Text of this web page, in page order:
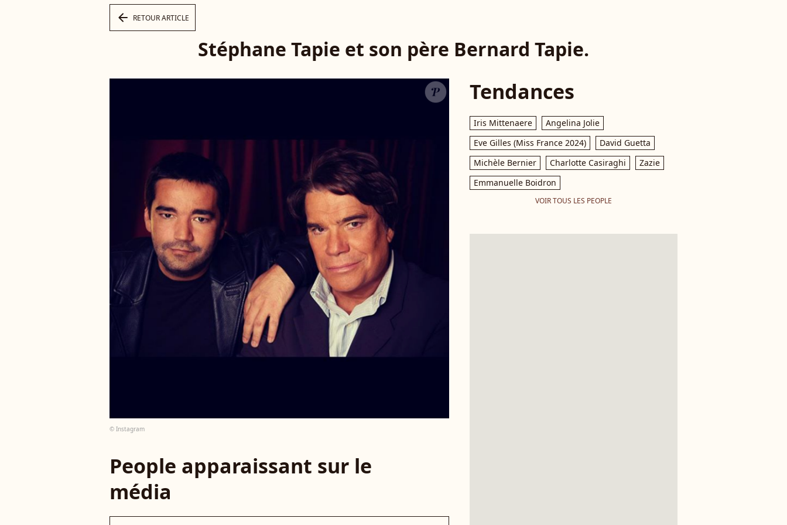
arrow_left RETOUR ARTICLE
Stéphane Tapie et son père Bernard Tapie.
© Instagram
People apparaissant sur le
média
Tendances
Iris Mittenaere
Angelina Jolie
Eve Gilles (Miss France 2024)
David Guetta
Michèle Bernier
Charlotte Casiraghi
Zazie
Emmanuelle Boidron
VOIR TOUS LES PEOPLE